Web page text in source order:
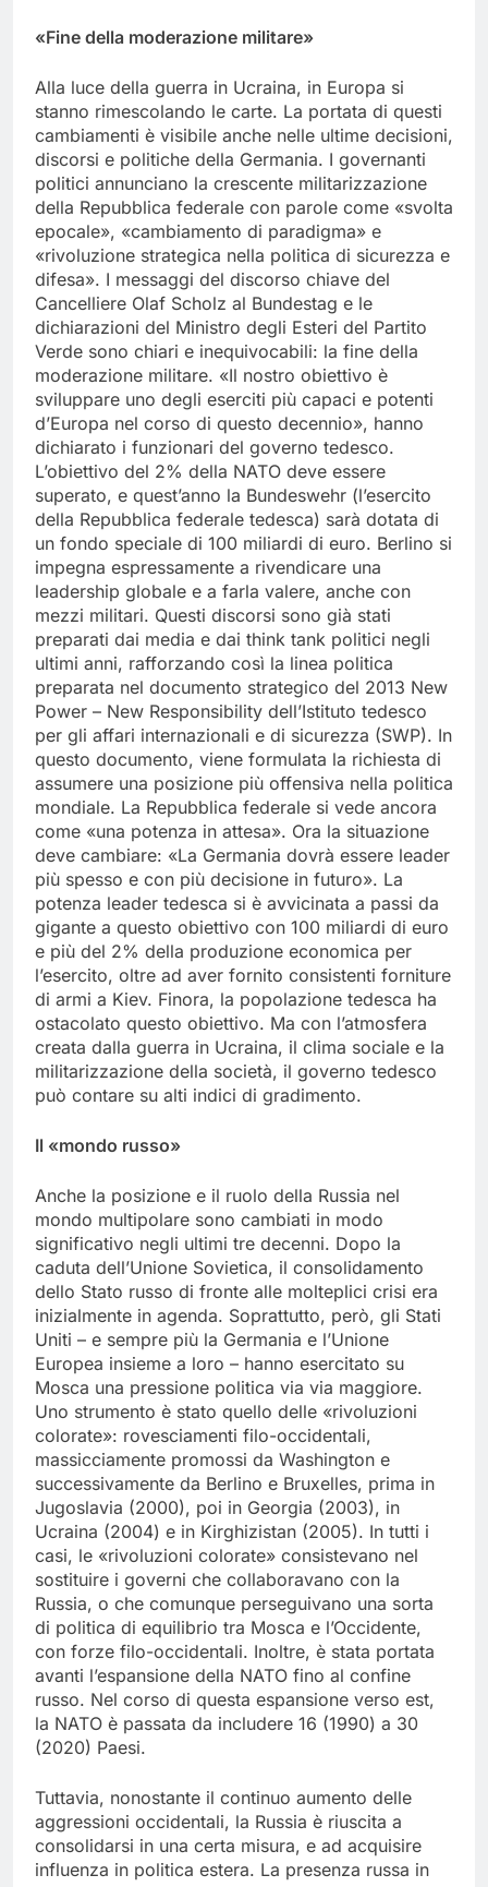
«Fine della moderazione militare»
Alla luce della guerra in Ucraina, in Europa si
stanno rimescolando le carte. La portata di questi
cambiamenti è visibile anche nelle ultime decisioni,
discorsi e politiche della Germania. I governanti
politici annunciano la crescente militarizzazione
della Repubblica federale con parole come «svolta
epocale», «cambiamento di paradigma» e
«rivoluzione strategica nella politica di sicurezza e
difesa». I messaggi del discorso chiave del
Cancelliere Olaf Scholz al Bundestag e le
dichiarazioni del Ministro degli Esteri del Partito
Verde sono chiari e inequivocabili: la fine della
moderazione militare. «Il nostro obiettivo è
sviluppare uno degli eserciti più capaci e potenti
d’Europa nel corso di questo decennio», hanno
dichiarato i funzionari del governo tedesco.
L’obiettivo del 2% della NATO deve essere
superato, e quest’anno la Bundeswehr (l’esercito
della Repubblica federale tedesca) sarà dotata di
un fondo speciale di 100 miliardi di euro. Berlino si
impegna espressamente a rivendicare una
leadership globale e a farla valere, anche con
mezzi militari. Questi discorsi sono già stati
preparati dai media e dai think tank politici negli
ultimi anni, rafforzando così la linea politica
preparata nel documento strategico del 2013 New
Power – New Responsibility dell’Istituto tedesco
per gli affari internazionali e di sicurezza (SWP). In
questo documento, viene formulata la richiesta di
assumere una posizione più offensiva nella politica
mondiale. La Repubblica federale si vede ancora
come «una potenza in attesa». Ora la situazione
deve cambiare: «La Germania dovrà essere leader
più spesso e con più decisione in futuro». La
potenza leader tedesca si è avvicinata a passi da
gigante a questo obiettivo con 100 miliardi di euro
e più del 2% della produzione economica per
l’esercito, oltre ad aver fornito consistenti forniture
di armi a Kiev. Finora, la popolazione tedesca ha
ostacolato questo obiettivo. Ma con l’atmosfera
creata dalla guerra in Ucraina, il clima sociale e la
militarizzazione della società, il governo tedesco
può contare su alti indici di gradimento.
Il «mondo russo»
Anche la posizione e il ruolo della Russia nel
mondo multipolare sono cambiati in modo
significativo negli ultimi tre decenni. Dopo la
caduta dell’Unione Sovietica, il consolidamento
dello Stato russo di fronte alle molteplici crisi era
inizialmente in agenda. Soprattutto, però, gli Stati
Uniti – e sempre più la Germania e l’Unione
Europea insieme a loro – hanno esercitato su
Mosca una pressione politica via via maggiore.
Uno strumento è stato quello delle «rivoluzioni
colorate»: rovesciamenti filo-occidentali,
massicciamente promossi da Washington e
successivamente da Berlino e Bruxelles, prima in
Jugoslavia (2000), poi in Georgia (2003), in
Ucraina (2004) e in Kirghizistan (2005). In tutti i
casi, le «rivoluzioni colorate» consistevano nel
sostituire i governi che collaboravano con la
Russia, o che comunque perseguivano una sorta
di politica di equilibrio tra Mosca e l’Occidente,
con forze filo-occidentali. Inoltre, è stata portata
avanti l’espansione della NATO fino al confine
russo. Nel corso di questa espansione verso est,
la NATO è passata da includere 16 (1990) a 30
(2020) Paesi.
Tuttavia, nonostante il continuo aumento delle
aggressioni occidentali, la Russia è riuscita a
consolidarsi in una certa misura, e ad acquisire
influenza in politica estera. La presenza russa in